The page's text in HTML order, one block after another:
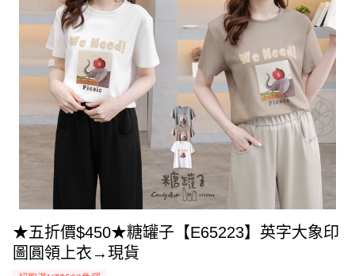
★五折價$450★糖罐子【E65223】英字大象印
圖圓領上衣→現貨